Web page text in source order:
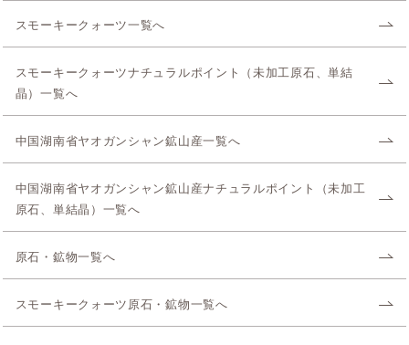
スモーキークォーツ一覧へ
スモーキークォーツナチュラルポイント（未加工原石、単結
晶）一覧へ
中国湖南省ヤオガンシャン鉱山産一覧へ
中国湖南省ヤオガンシャン鉱山産ナチュラルポイント（未加工
原石、単結晶）一覧へ
原石・鉱物一覧へ
スモーキークォーツ原石・鉱物一覧へ